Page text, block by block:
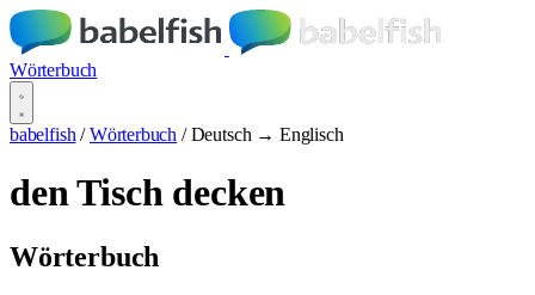
Wörterbuch
babelfish / Wörterbuch / Deutsch → Englisch
den Tisch decken
Wörterbuch